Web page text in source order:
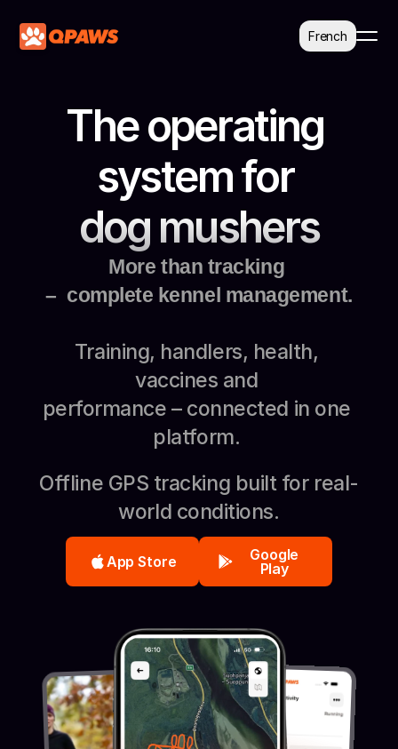
Select Language
French
The operating
system for
dog mushers
More than tracking
–  complete kennel management.
Training, handlers, health,
vaccines and
performance – connected in one
platform.
Offline GPS tracking built for real-
world conditions.
App Store
Google
Play